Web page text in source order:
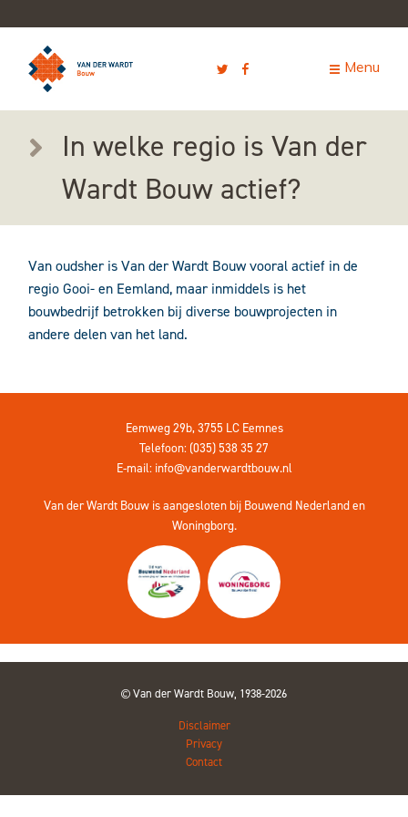
In welke regio is Van der
Wardt Bouw actief?
Van oudsher is Van der Wardt Bouw vooral actief in de
regio Gooi- en Eemland, maar inmiddels is het
bouwbedrijf betrokken bij diverse bouwprojecten in
andere delen van het land.
Eemweg 29b, 3755 LC Eemnes
Telefoon: (035) 538 35 27
E-mail: info@vanderwardtbouw.nl
Van der Wardt Bouw is aangesloten bij Bouwend Nederlanden
Woningborg.
Van der Wardt Bouw, 1938-2026
Disclaimer
Privacy
Contact